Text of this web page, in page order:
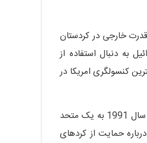
خارجی در کردستان
به دنبال استفاده از
کنسولگری امریکا در
امریکا تاکنون در عراق بازی دوگانه‌ای در قبال دولت مرکزی و کردها ایفاء کرده است. کردهای عراق از سال 1991 به یک متحد
تا 2003 یعنی زمان سقوط صدام درباره حمایت از کردهای